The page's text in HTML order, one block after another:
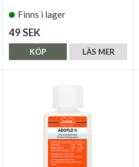
Finns i lager
49 SEK
LÄS MER
KÖP